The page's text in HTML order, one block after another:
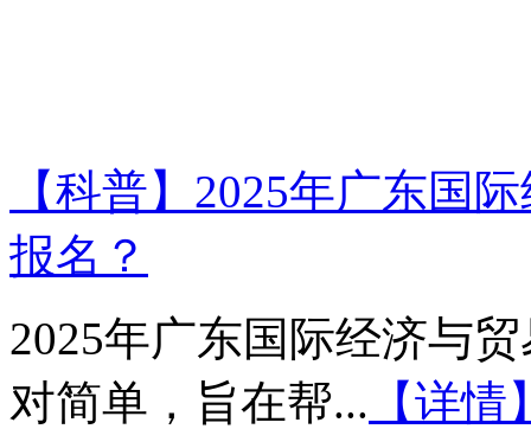
【科普】2025年广东国
报名？
2025年广东国际经济与
对简单，旨在帮... 【详情